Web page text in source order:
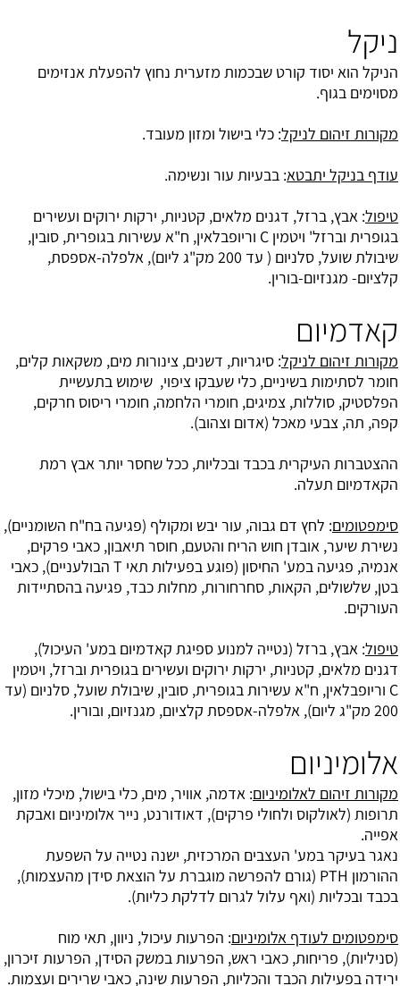
ניקל
הניקל הוא יסוד קורט שבכמות מזערית נחוץ להפעלת אנזימים
מסוימים בגוף.
מקורות זיהום לניקל: כלי בישול ומזון מעובד.
עודף בניקל יתבטא: בבעיות עור ונשימה.
טיפול: אבץ, ברזל, דגנים מלאים, קטניות, ירקות ירוקים ועשירים
בגופרית וברזל' ויטמין C וריופבלאין, ח"א עשירות בגופרית, סובין,
שיבולת שועל, סלניום ( עד 200 מק"ג ליום), אלפלה-אספסת,
קלציום- מגנזיום-בורין.
קאדמיום
מקורות זיהום לניקל: סיגריות, דשנים, צינורות מים, משקאות קלים,
חומר לסתימות בשיניים, כלי שעבקו ציפוי, שימוש בתעשיית
הפלסטיק, סוללות, צמיגים, חומרי הלחמה, חומרי ריסוס חרקים,
קפה, תה, צבעי מאכל (אדום וצהוב).
ההצטברות העיקרית בכבד ובכליות, ככל שחסר יותר אבץ רמת
הקאדמיום תעלה.
סימפטומים: לחץ דם גבוה, עור יבש ומקולף (פגיעה בח"ח השומניים),
נשירת שיער, אובדן חוש הריח והטעם, חוסר תיאבון, כאבי פרקים,
אנמיה, פגיעה במע' החיסון (פוגע בפעילות תאי T הבולעניים), כאבי
בטן, שלשולים, הקאות, סחרחורות, מחלות כבד, פגיעה בהסתיידות
העורקים.
טיפול: אבץ, ברזל (נטייה למנוע ספיגת קאדמיום במע' העיכול),
דגנים מלאים, קטניות, ירקות ירוקים ועשירים בגופרית וברזל, ויטמין
C וריופבלאין, ח"א עשירות בגופרית, סובין, שיבולת שועל, סלניום (עד
200 מק"ג ליום), אלפלה-אספסת קלציום, מגנזיום, ובורין.
אלומיניום
מקורות זיהום לאלומיניום: אדמה, אוויר, מים, כלי בישול, מיכלי מזון,
תרופות (לאולקוס ולחולי פרקים), דאודורנט, נייר אלומיניום ואבקת
אפייה.
נאגר בעיקר במע' העצבים המרכזית, ישנה נטייה על השפעת
ההורמון PTH (גורם להפרשה מוגברת על הוצאת סידן מהעצמות),
בכבד ובכליות (ואף עלול לגרום לדלקת כליות).
סימפטומים לעודף אלומיניום: הפרעות עיכול, ניוון, תאי מוח
(סניליות), פריחות, כאבי ראש, הפרעות במשק הסידן, הפרעות זיכרון,
ירידה בפעילות הכבד והכליות, הפרעות שינה, כאבי שרירים ועצמות.